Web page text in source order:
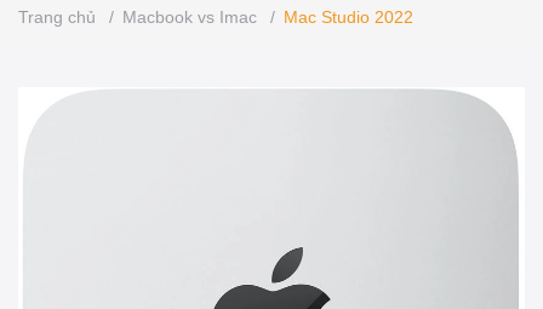
Trang chủ / Macbook vs Imac / Mac Studio 2022